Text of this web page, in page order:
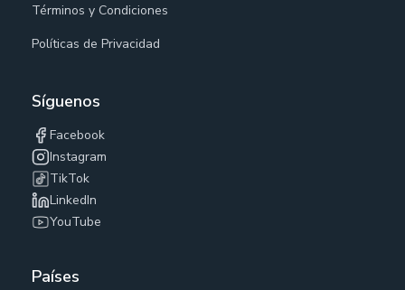
Términos y Condiciones
Políticas de Privacidad
Síguenos
Facebook
Instagram
TikTok
LinkedIn
YouTube
Países